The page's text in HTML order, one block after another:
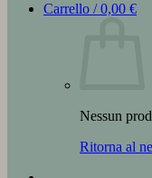
Carrello /0,00 €
Nessun
Ritorna al